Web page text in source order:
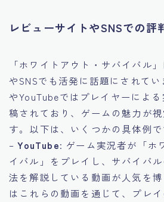
レビューサイトやSNSでの評
「ホワイトアウト・サバイバル
やSNSでも活発に話題にされて
やYouTubeではプレイヤーによ
稿されており、ゲームの魅力が
す。以下は、いくつかの具体例で
–YouTube: ゲーム実況者が「ホ
イバル」をプレイし、サバイバ
法を解説している動画が人気を
はこれらの動画を通じて、プレ